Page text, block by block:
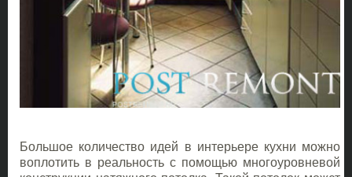
Большое количество идей в интерьере кухни можно
воплотить в реальность с помощью многоуровневой